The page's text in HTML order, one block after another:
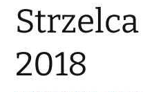
2018